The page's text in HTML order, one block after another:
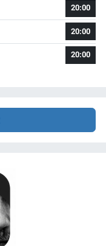
20:00
20:00
20:00